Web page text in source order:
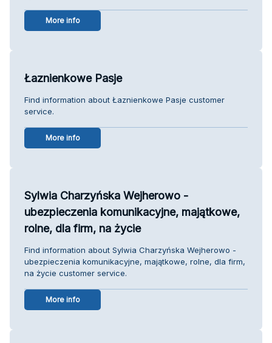
More info
Łaznienkowe Pasje
Find information about Łaznienkowe Pasje customer
service.
More info
Sylwia Charzyńska Wejherowo -
ubezpieczenia komunikacyjne, majątkowe,
rolne, dla firm, na życie
Find information about Sylwia Charzyńska Wejherowo -
ubezpieczenia komunikacyjne, majątkowe, rolne, dla firm,
na życie customer service.
More info